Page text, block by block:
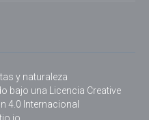
y naturaleza
bajo una
Licencia Creative
4.0 Internacional